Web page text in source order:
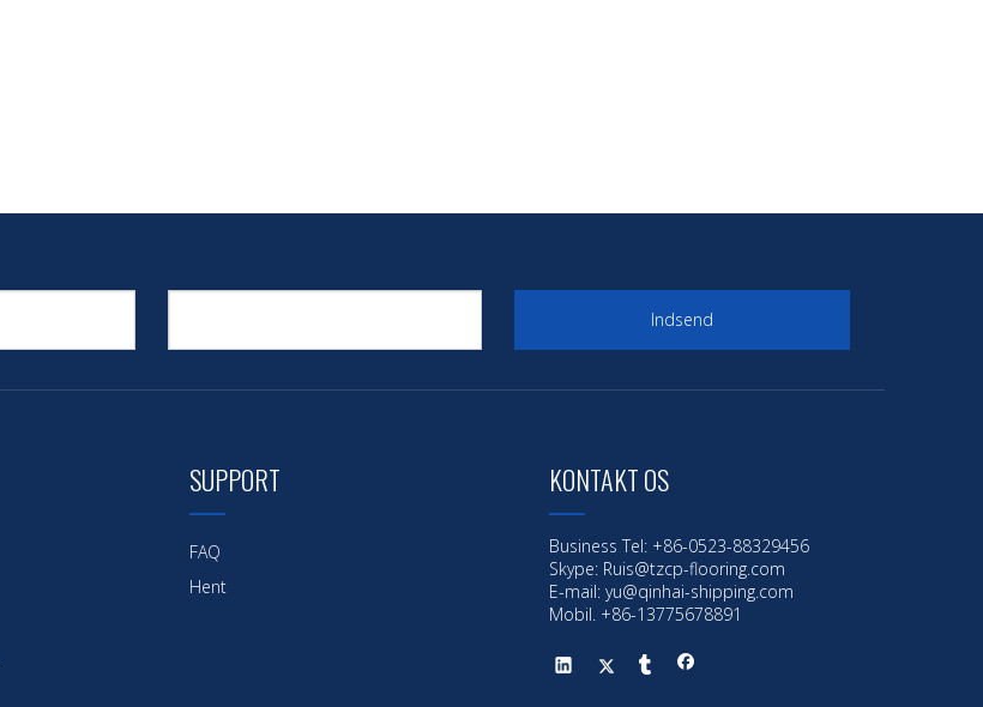
Indsend
SUPPORT
FAQ
Hent
KONTAKT OS
Business Tel: +86-0523-88329456
Skype: Ruis@tzcp-flooring.com
E-mail: yu@qinhai-shipping.com
Mobil. +86-13775678891